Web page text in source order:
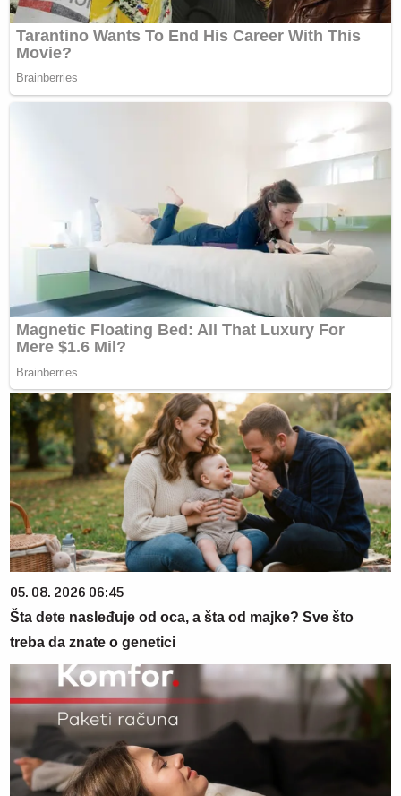
05. 08. 2026 06:45
Šta dete nasleđuje od oca, a šta od majke? Sve što
treba da znate o genetici